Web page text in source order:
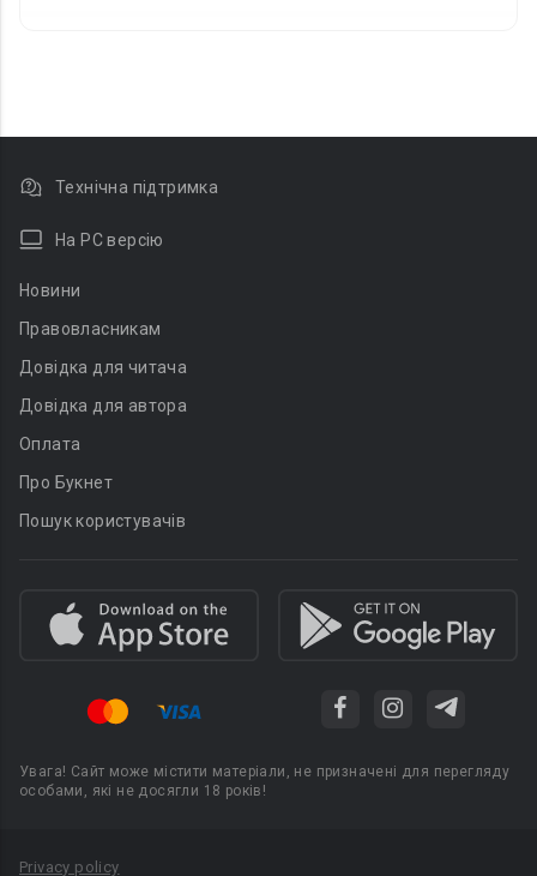
Технічна підтримка
На PC версію
Новини
Правовласникам
Довідка для читача
Довідка для автора
Оплата
Про Букнет
Пошук користувачів
Увага! Сайт може містити матеріали, не призначені для перегляду
особами, які не досягли 18 років!
Privacy policy